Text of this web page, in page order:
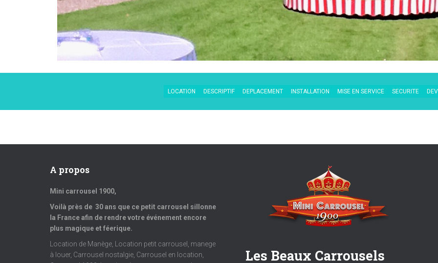
LOCATION DESCRIPTIF DEPLACEMENT INSTALLATION MISE EN SERVICE SECURITE
A propos
Mini carrousel 1900,
Voilà près de 30 ans que ce petit carrousel sillonne
la France afin de rendre votre événement encore
plus magique et féerique.
Location de Manège, Location petit carrousel, manege
à louer, Carrousel nostalgie, Carrousel en location,
Les Beaux Carrousels